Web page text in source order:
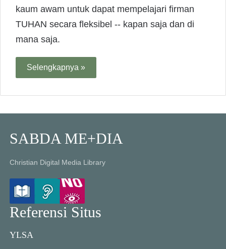
kaum awam untuk dapat mempelajari firman
TUHAN secara fleksibel -- kapan saja dan di
mana saja.
Selengkapnya »
SABDA ME+DIA
Christian Digital Media Library
Referensi Situs
YLSA